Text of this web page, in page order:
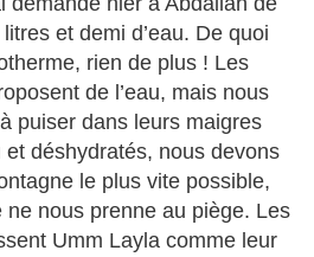
et demi d’eau. De quoi
rien de plus ! Les
de l’eau, mais nous
puiser dans leurs maigres
déshydratés, nous devons
le plus vite possible,
nous prenne au piège. Les
Umm Layla comme leur